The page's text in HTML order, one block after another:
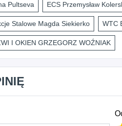
Pultseva ECS Przemysław
Stalowe Magda Siekierko WTC
I OKIEN GRZEGORZ WOŹNIAK